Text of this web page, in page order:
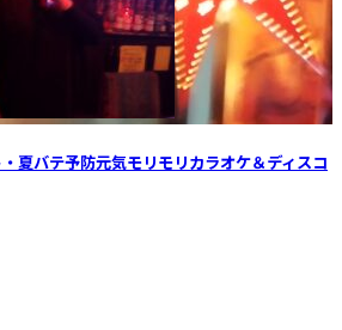
夏バテ予防元気モリモリカラオケ＆ディスコ